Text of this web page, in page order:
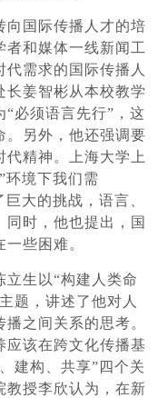
国际传播人才的培
者和媒体一线新闻工
需求的国际传播人
长姜智彬从本校教学
必须语言先行”，这
。另外，他还强调要
精神。上海大学上
环境下我们需
大的挑战，语言、
时，他也提出，国
些困难。
生以“构建人类命
题，讲述了他对人
之间关系的思考。
应该在跨文化传播基
建构、共享”四个关
教授李欣认为，在新